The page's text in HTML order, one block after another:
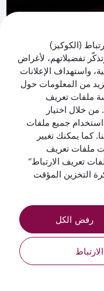
(الكوكيز)
تفضيلاتهم، لأغراض
واستهداف الإعلانات
من المعلومات حول
ملفات تعريف
خلال اختيار
جميع ملفات
كما يمكنك تغيير
ملفات تعريف
تعريف الارتباط”
التخزين المؤقت
رفض الكل